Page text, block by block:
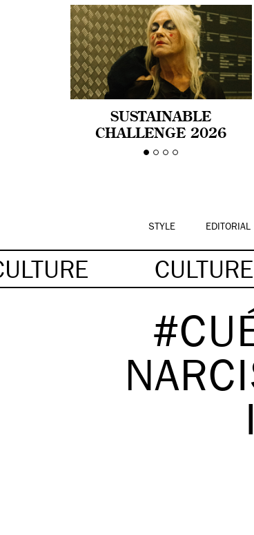
SUSTAINABLE
CHALLENGE 2026
CELEBRA LA
STYLE EDITORIAL
CULTURE